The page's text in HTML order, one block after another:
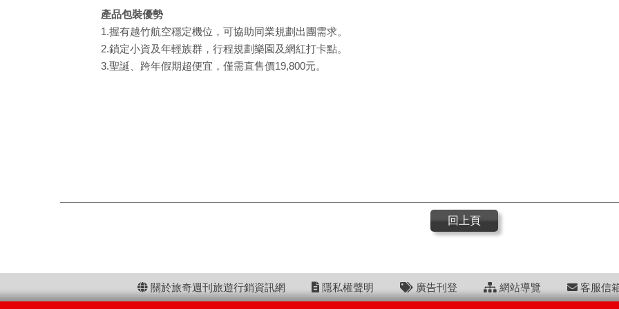
產品包裝優勢
1.握有越竹航空穩定機位，可協助同業規劃出團需求。
2.鎖定小資及年輕族群，行程規劃樂園及網紅打卡點。
3.聖誕、跨年假期超便宜，僅需直售價19,800元。
回上頁
關於旅奇週刊旅遊行銷資訊網 隱私權聲明 廣告刊登 網站導覽 客服信